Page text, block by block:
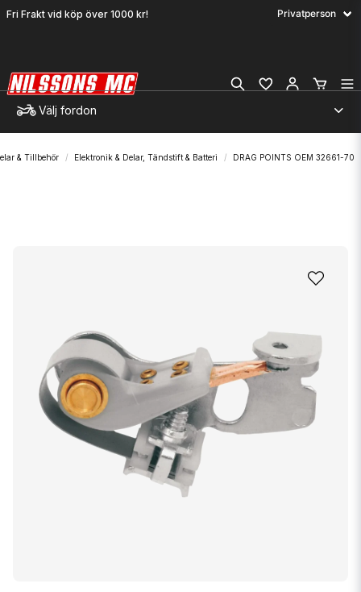
Fri Frakt vid köp över 1000 kr!
Välj fordon
& Tillbehör Elektronik & Delar, Tändstift & Batteri DRAG POINTS OEM 32661-70